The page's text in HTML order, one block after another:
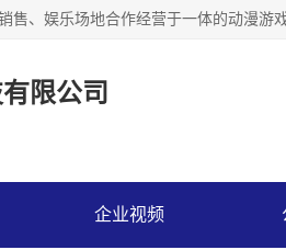
限公司
企业视频